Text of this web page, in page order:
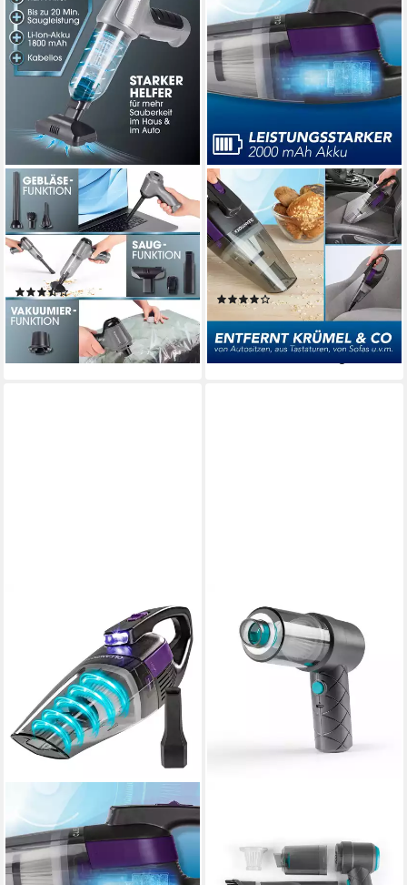
CLEANMAXX
Akku-Handstaubsauger Saug-,
Gebläse- & Vakuumierfunktion
50 W
Leistung
0.45 kg Gewicht
(5)
29,99 € UVP
-40%
lieferbar - in 2-3 Werktagen bei dir
CLEANMAXX
Akku-Handstaubsauger kabel-
& beutellos - mit EPA-Filter &
LED-Licht
0.58 kg
Gewicht
(13)
49,99 €
-40%